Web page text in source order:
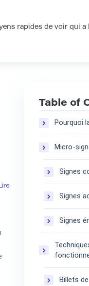
rapides de voir qui a
Table of
Pourquoi
Micro-
Signes
Signes
Signes
Billets